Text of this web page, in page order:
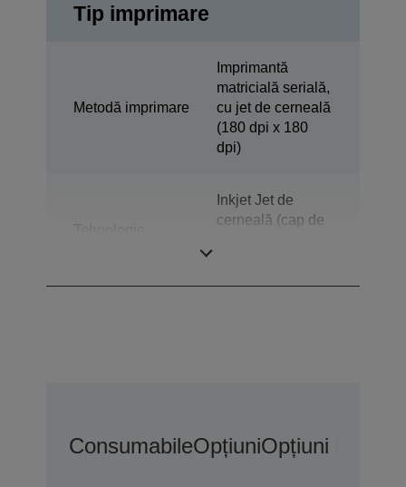
Tip imprimare
Metodă imprimare
Imprimantă
matricială serială,
cu jet de cerneală
(180 dpi x 180
dpi)
Inkjet Jet de
cerneală (cap de
ConsumabileOpțiuniOpțiuni De